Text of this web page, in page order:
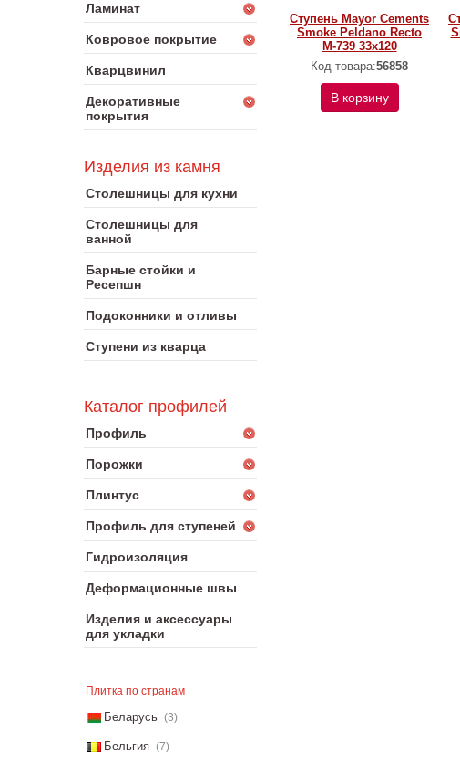
Ламинат
Ковровое покрытие
Кварцвинил
Декоративные
покрытия
Изделия из камня
Столешницы для кухни
Столешницы для
ванной
Барные стойки и
Ресепшн
Подоконники и отливы
Ступени из кварца
Каталог профилей
Профиль
Порожки
Плинтус
Профиль для ступеней
Гидроизоляция
Деформационные швы
Изделия и аксессуары
для укладки
Плитка по странам
Беларусь (3)
Бельгия (7)
Ступень Mayor Cements
Smoke Peldano Recto
M-739 33х120
Код товара:56858
В корзину